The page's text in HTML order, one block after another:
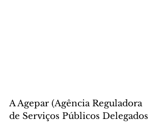
A Agepar (Agência Reguladora
de Serviços Públicos Delegados